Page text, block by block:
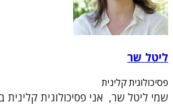
ליטל שר
פסיכולוגית קלינית
שמי ליטל שר, אני פסיכולוגית